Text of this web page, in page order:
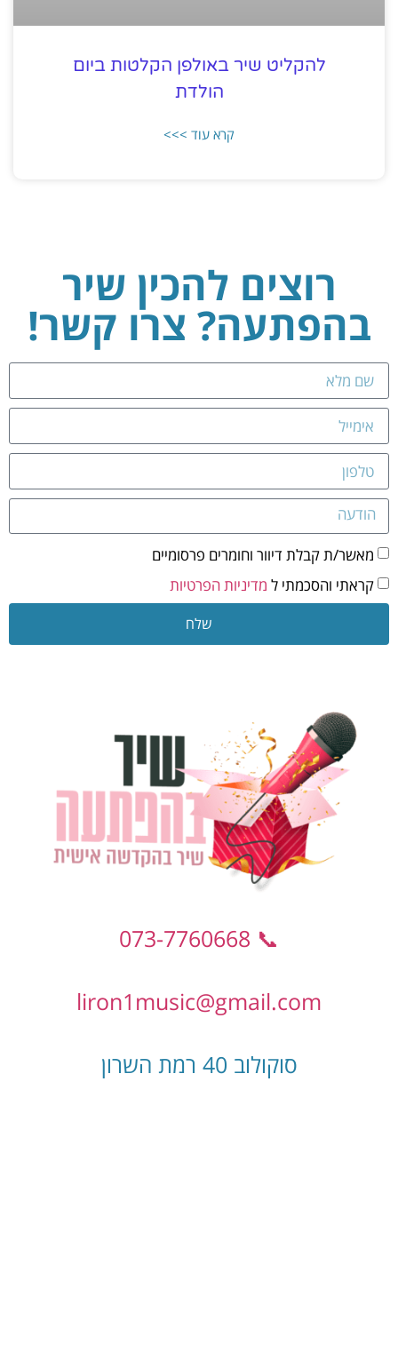
להקליט שיר באולפן הקלטות ביום
הולדת
קרא עוד >>>
רוצים להכין שיר
בהפתעה? צרו קשר!
מאשר/ת קבלת דיוור וחומרים פרסומיים
קראתי והסכמתי ל מדיניות הפרטיות
שלח
📞 073-7760668
liron1music@gmail.com
סוקולוב 40 רמת השרון